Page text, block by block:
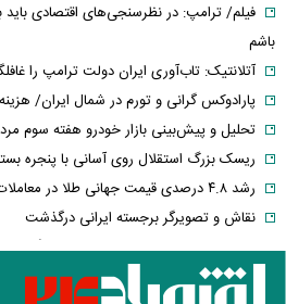
باشم
آتلانتیک: تاب‌آوری ایران دولت ترامپ را
پارادوکس گرانی و تورم در شمال ایران/ هزینه‌های
تحلیل و پیش‌بینی بازار خودرو هفته سوم مرداد
ریسک بزرگ استقلال روی آسانی با پنجره
رشد ۴.۸ درصدی قیمت جهانی طلا در معاملات هفته
نقاش و تصویرگر برجسته ایرانی درگذشت
معاون عراقچی: در هیچ دوره‌ای هماهنگی بین
حال حاضر نداشتیم